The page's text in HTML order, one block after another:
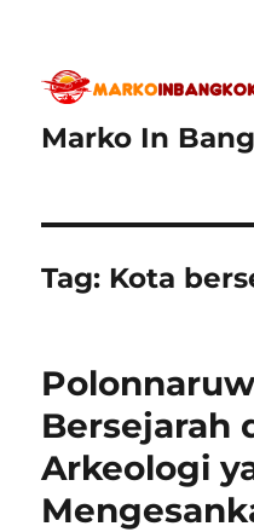
Marko In
Tag: Kota
Bersejarah
Arkeologi